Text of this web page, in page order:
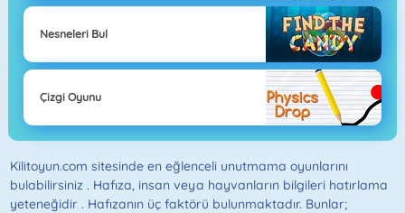
Nesneleri Bul
Çizgi Oyunu
Kilitoyun.com sitesinde en eğlenceli unutmama oyunlarını
bulabilirsiniz . Hafıza, insan veya hayvanların bilgileri hatırlama
yeteneğidir . Hafızanın üç faktörü bulunmaktadır. Bunlar;